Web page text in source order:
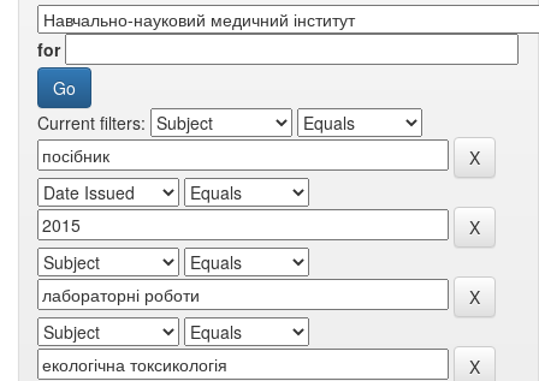
for
Current filters: